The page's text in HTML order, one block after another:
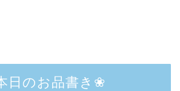
日のお品書き❀